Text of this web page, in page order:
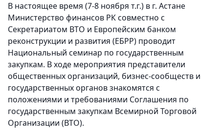
В настоящее время (7-8 ноября т.г.) в г. Астане
Министерство финансов РК совместно с
Секретариатом ВТО и Европейским банком
реконструкции и развития (ЕБРР) проводит
Национальный семинар по государственным
закупкам. В ходе мероприятия представители
общественных организаций, бизнес-сообществ и
государственных органов знакомятся с
положениями и требованиями Соглашения по
государственным закупкам Всемирной Торговой
Организации (ВТО).